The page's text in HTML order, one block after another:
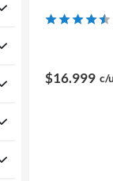
$16.999 c/u